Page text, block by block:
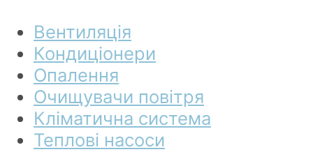
Вентиляція
Кондиціонери
Опалення
Очищувачи повітря
Кліматична система
Теплові насоси